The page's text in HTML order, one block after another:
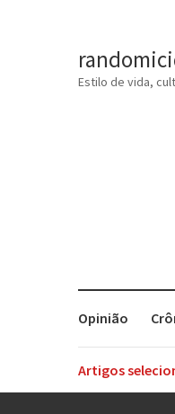
Estilo de vida,
Opinião
Artigos